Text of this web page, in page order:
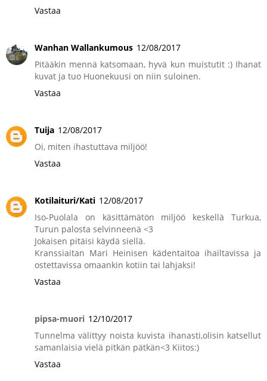
Vastaa
Wanhan Wallankumous 12/08/2017
Pitääkin mennä katsomaan, hyvä kun muistutit :) Ihanat
kuvat ja tuo Huonekuusi on niin suloinen.
Vastaa
Tuija 12/08/2017
Oi, miten ihastuttava miljöö!
Vastaa
Kotilaituri/Kati 12/08/2017
Iso-Puolala on käsittämätön miljöö keskellä Turkua,
Turun palosta selvinneenä <3
Jokaisen pitäisi käydä siellä.
Kranssiaitan Mari Heinisen kädentaitoa ihailtavissa ja
ostettavissa omaankin kotiin tai lahjaksi!
Vastaa
pipsa-muori 12/10/2017
Tunnelma välittyy noista kuvista ihanasti,olisin katsellut
samanlaisia vielä pitkän pätkän<3 Kiitos:)
Vastaa